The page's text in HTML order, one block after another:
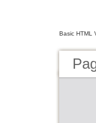
Basic HTML